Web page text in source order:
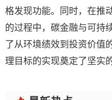
格发现功能。同时，在推
的过程中，碳金融与可持
了从环境绩效到投资价值
理目标的实现奠定了坚实